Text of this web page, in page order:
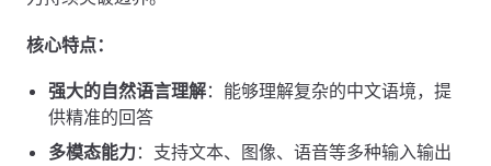
核心特点：
强大的自然语言理解：能够理解复杂的中文语境，提
供精准的回答
多模态能力：支持文本、图像、语音等多种输入输出